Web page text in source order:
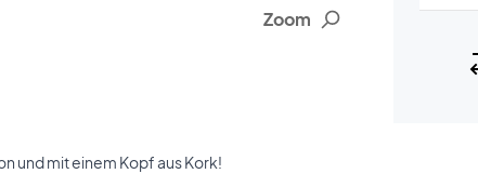
Zoom
und mit einem Kopf aus Kork!